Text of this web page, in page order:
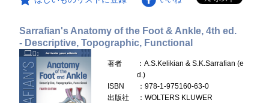
Sarrafian's Anatomy of the Foot & Ankle, 4th ed.
- Descriptive, Topographic, Functional
著者
：A.S.Kelikian & S.K.Sarrafian (e
d.)
ISBN
：978-1-975160-63-0
出版社
：WOLTERS KLUWER